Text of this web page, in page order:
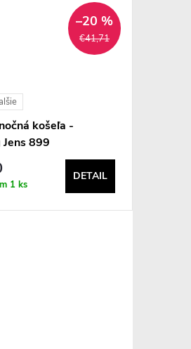
€41,71
–20 %
košeľa -
899
1 ks
DETAIL